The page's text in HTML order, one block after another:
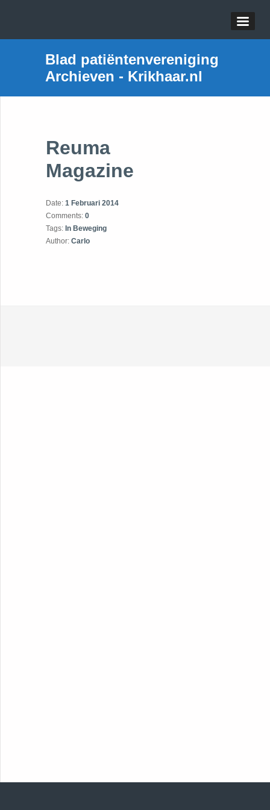
Blad patiëntenvereniging
Archieven - Krikhaar.nl
Reuma
Magazine
Date: 1 Februari 2014
Comments: 0
Tags: In Beweging
Author: Carlo